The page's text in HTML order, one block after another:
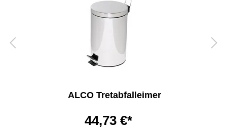
ALCO Tretabfalleimer
44,73 €*